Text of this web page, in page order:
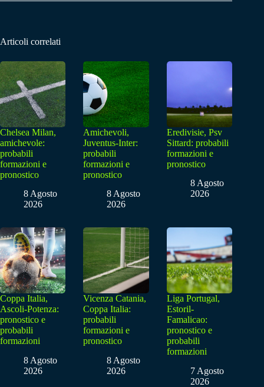
Articoli correlati
Chelsea Milan,
amichevole:
probabili
formazioni e
pronostico
8 Agosto
2026
Amichevoli,
Juventus-Inter:
probabili
formazioni e
pronostico
8 Agosto
2026
Eredivisie, Psv
Sittard: probabili
formazioni e
pronostico
8 Agosto
2026
Coppa Italia,
Ascoli-Potenza:
pronostico e
probabili
formazioni
8 Agosto
2026
Vicenza Catania,
Coppa Italia:
probabili
formazioni e
pronostico
8 Agosto
2026
Liga Portugal,
Estoril-
Famalicao:
pronostico e
probabili
formazioni
7 Agosto
2026